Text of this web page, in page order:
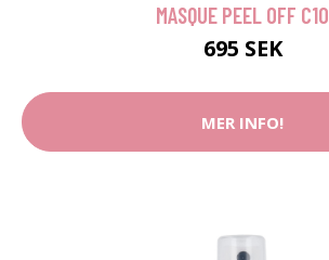
MASQUE PEEL OFF C10
695 SEK
MER INFO!